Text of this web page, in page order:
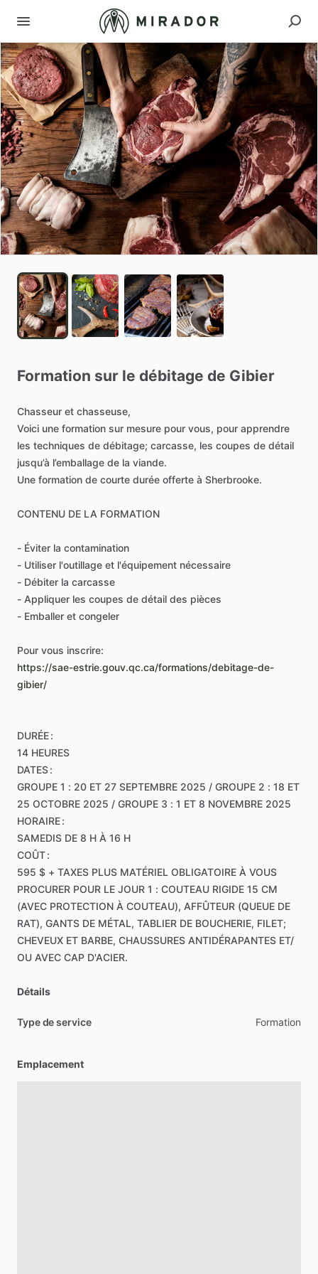
Formation sur le débitage de Gibier
Chasseur et chasseuse,
Voici une formation sur mesure pour vous, pour apprendre
les techniques de débitage; carcasse, les coupes de détail
jusqu’à l’emballage de la viande.
Une formation de courte durée offerte à Sherbrooke.
CONTENU DE LA FORMATION
- Éviter la contamination
- Utiliser l'outillage et l'équipement nécessaire
- Débiter la carcasse
- Appliquer les coupes de détail des pièces
- Emballer et congeler
Pour vous inscrire:
https://sae-estrie.gouv.qc.ca/formations/debitage-de-
gibier/
DURÉE:
14 HEURES
DATES:
GROUPE 1 : 20 ET 27 SEPTEMBRE 2025 ​/​ GROUPE 2 : 18 ET
25 OCTOBRE 2025 ​/​ GROUPE 3 : 1 ET 8 NOVEMBRE 2025
HORAIRE:
SAMEDIS DE 8 H À 16 H
COÛT:
595 $ + TAXES PLUS MATÉRIEL OBLIGATOIRE À VOUS
PROCURER POUR LE JOUR 1 : COUTEAU RIGIDE 15 CM
(AVEC PROTECTION À COUTEAU), AFFÛTEUR (QUEUE DE
RAT), GANTS DE MÉTAL, TABLIER DE BOUCHERIE, FILET;
CHEVEUX ET BARBE, CHAUSSURES ANTIDÉRAPANTES ET​/​
OU AVEC CAP D'ACIER.
Détails
Type de service Formation
Emplacement